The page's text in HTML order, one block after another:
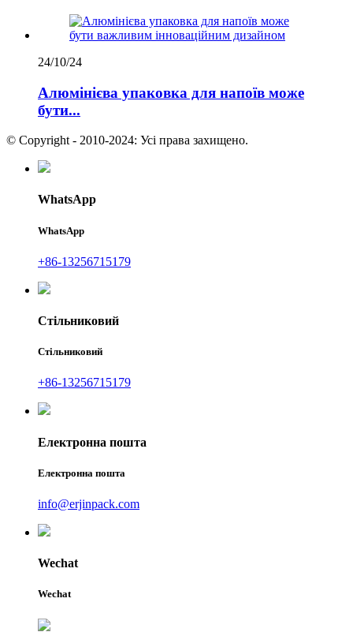
24/10/24
Алюмінієва упаковка для напоїв може
бути...
© Copyright - 2010-2024: Усі права захищено.
WhatsApp
WhatsApp
+86-13256715179
Стільниковий
Стільниковий
+86-13256715179
Електронна пошта
Електронна пошта
info@erjinpack.com
Wechat
Wechat